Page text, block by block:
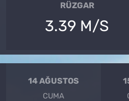
RÜZGAR
3.39 M/S
14 AĞUSTOS
CUMA